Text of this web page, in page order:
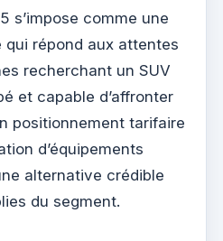
s’impose comme une
répond aux attentes
recherchant un SUV
et capable d’affronter
positionnement tarifaire
d’équipements
alternative crédible
du segment.